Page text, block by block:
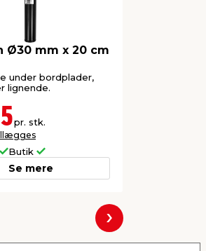
Ø30 mm x 20 cm
under bordplader,
lignende.
pr. stk.
Butik
Se mere
Næste